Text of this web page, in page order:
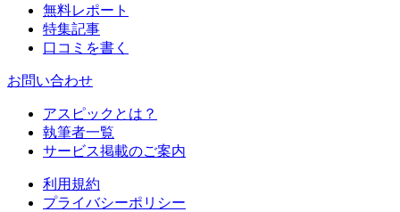
無料レポート
特集記事
口コミを書く
お問い合わせ
アスピックとは？
執筆者一覧
サービス掲載のご案内
利用規約
プライバシーポリシー